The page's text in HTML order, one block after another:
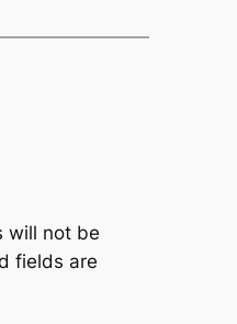
will not be
fields are